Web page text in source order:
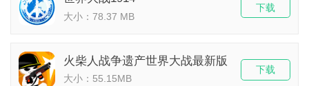
大小：78.37 MB
下载
火柴人战争遗产世界大战最新版
大小：55.15MB
下载